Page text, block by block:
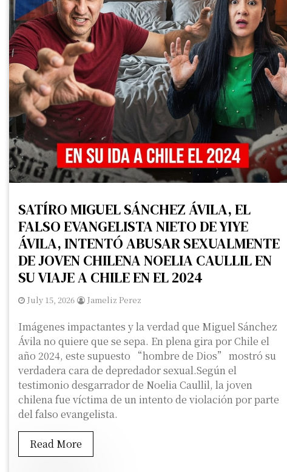
SATÍRO MIGUEL SÁNCHEZ ÁVILA, EL
FALSO EVANGELISTA NIETO DE YIYE
ÁVILA, INTENTÓ ABUSAR SEXUALMENTE
DE JOVEN CHILENA NOELIA CAULLIL EN
SU VIAJE A CHILE EN EL 2024
July 15, 2026 Jameliz Perez
Imágenes impactantes y la verdad que Miguel Sánchez
Ávila no quiere que se sepa. En plena gira por Chile el
año 2024, este supuesto “hombre de Dios” mostró su
verdadera cara de depredador sexual.Según el
testimonio desgarrador de Noelia Caullil, la joven
chilena fue víctima de un intento de violación por parte
del falso evangelista.
Read More